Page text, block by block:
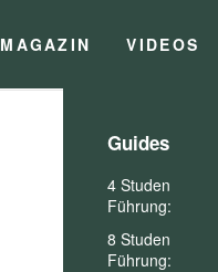
MAGAZIN VIDEOS
Guides
4 Studen
Führung:
8 Studen
Führung: